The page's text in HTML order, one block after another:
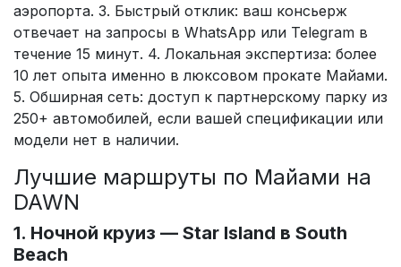
аэропорта. 3. Быстрый отклик: ваш консьерж
отвечает на запросы в WhatsApp или Telegram в
течение 15 минут. 4. Локальная экспертиза: более
10 лет опыта именно в люксовом прокате Майами.
5. Обширная сеть: доступ к партнерскому парку из
250+ автомобилей, если вашей спецификации или
модели нет в наличии.
Лучшие маршруты по Майами на
DAWN
1. Ночной круиз — Star Island в South
Beach